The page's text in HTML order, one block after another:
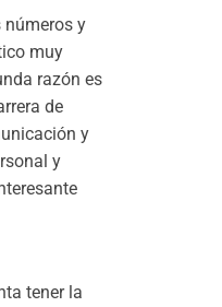
números y
muy
razón es
de
y
y
tener la